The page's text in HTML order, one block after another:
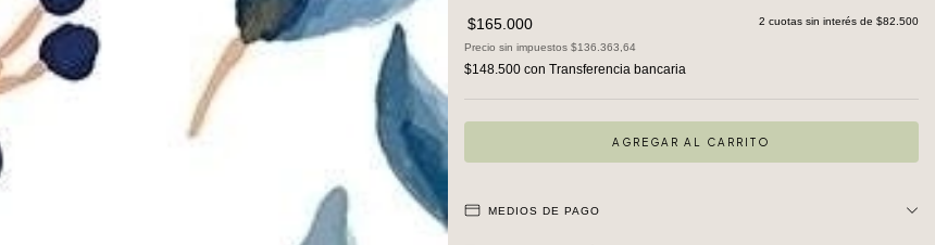
$165.000 2 cuotas sin interés de $82.500
Precio sin impuestos $136.363,64
$148.500 con Transferencia bancaria
MEDIOS DE PAGO